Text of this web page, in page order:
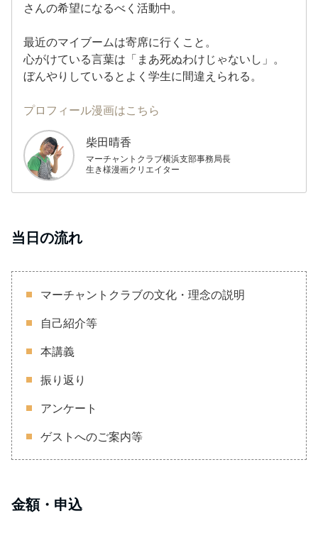
さんの希望になるべく活動中。
最近のマイブームは寄席に行くこと。
心がけている言葉は「まあ死ぬわけじゃないし」。
ぼんやりしているとよく学生に間違えられる。
プロフィール漫画はこちら
柴田晴香
マーチャントクラブ横浜支部事務局長
生き様漫画クリエイター
当日の流れ
マーチャントクラブの文化・理念の説明
自己紹介等
本講義
振り返り
アンケート
ゲストへのご案内等
金額・申込